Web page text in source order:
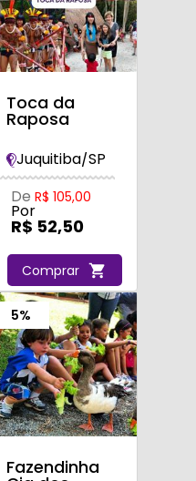
Toca da
Raposa
Juquitiba/SP
De R$ 105,00
Por
R$ 52,50
Comprar
5%
Fazendinha